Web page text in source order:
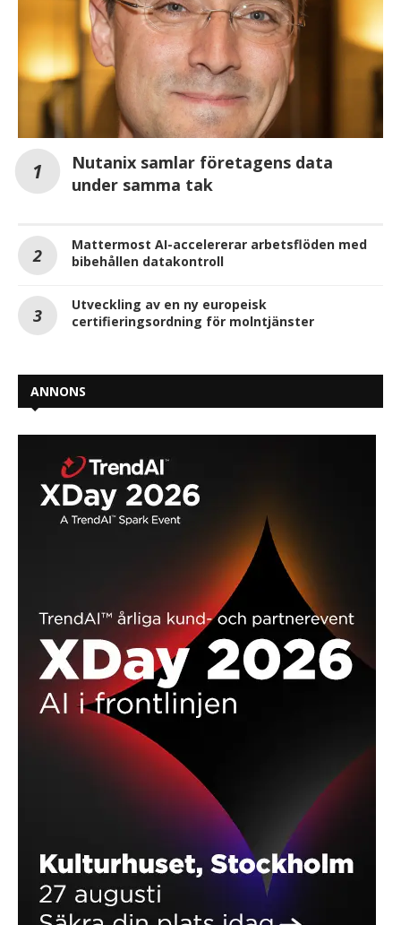
Nutanix samlar företagens data
under samma tak
Mattermost AI-accelererar arbetsflöden med
bibehållen datakontroll
Utveckling av en ny europeisk
certifieringsordning för molntjänster
ANNONS